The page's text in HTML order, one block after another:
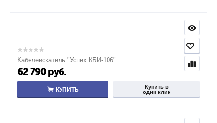
Кабелеискатель "Успех КБИ-106"
62 790 руб.
КУПИТЬ
Купить в
один клик